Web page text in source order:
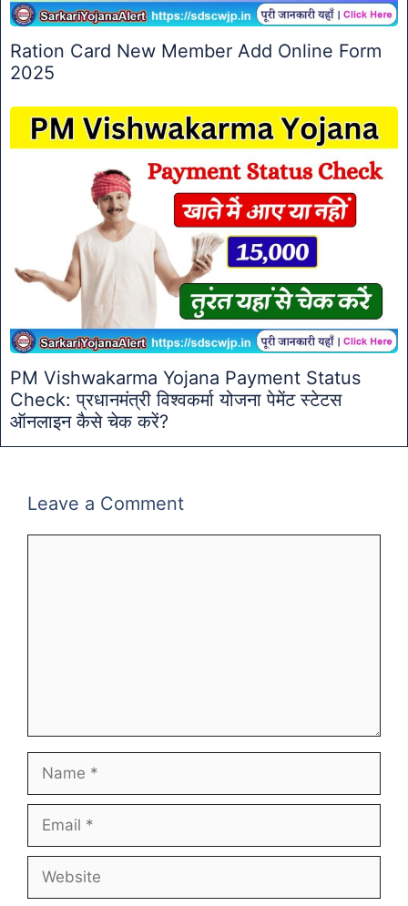
Ration Card New Member Add Online Form
2025
PM Vishwakarma Yojana Payment Status
Check: प्रधानमंत्री विश्वकर्मा योजना पेमेंट स्टेटस
ऑनलाइन कैसे चेक करें?
Leave a Comment